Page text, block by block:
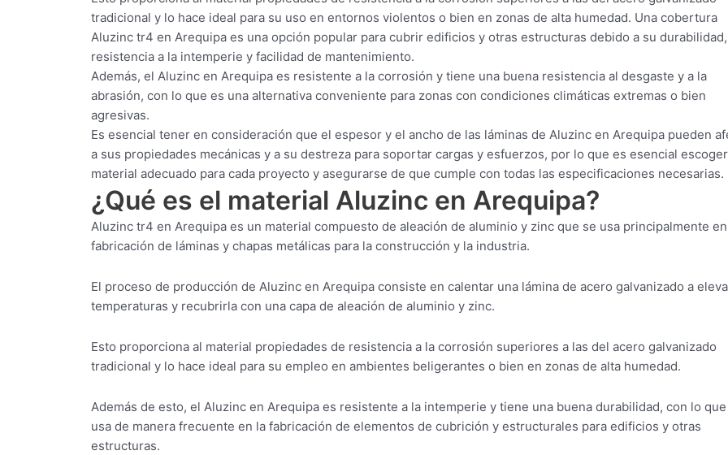
tradicional y lo hace ideal para su uso en entornos violentos o bien en zonas de alta humedad. Una cobertura
Aluzinc tr4 en Arequipa es una opción popular para cubrir edificios y otras estructuras debido a su durabilidad,
resistencia a la intemperie y facilidad de mantenimiento.
Además, el Aluzinc en Arequipa es resistente a la corrosión y tiene una buena resistencia al desgaste y a la
abrasión, con lo que es una alternativa conveniente para zonas con condiciones climáticas extremas o bien
agresivas.
Es esencial tener en consideración que el espesor y el ancho de las láminas de Aluzinc en Arequipa pueden
a sus propiedades mecánicas y a su destreza para soportar cargas y esfuerzos, por lo que es esencial
material adecuado para cada proyecto y asegurarse de que cumple con todas las especificaciones necesarias.
¿Qué es el material Aluzinc en Arequipa?
Aluzinc tr4 en Arequipa es un material compuesto de aleación de aluminio y zinc que se usa principalmente
fabricación de láminas y chapas metálicas para la construcción y la industria.
El proceso de producción de Aluzinc en Arequipa consiste en calentar una lámina de acero galvanizado a
temperaturas y recubrirla con una capa de aleación de aluminio y zinc.
Esto proporciona al material propiedades de resistencia a la corrosión superiores a las del acero galvanizado
tradicional y lo hace ideal para su empleo en ambientes beligerantes o bien en zonas de alta humedad.
Además de esto, el Aluzinc en Arequipa es resistente a la intemperie y tiene una buena durabilidad, con lo
usa de manera frecuente en la fabricación de elementos de cubrición y estructurales para edificios y otras
estructuras.